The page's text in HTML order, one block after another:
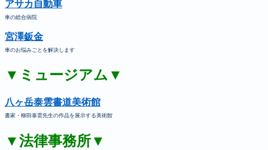
アサカ自動車
車の総合病院
宮澤鈑金
車のお悩みごとを解決します
▼ミュージアム▼
八ヶ岳泰雲書道美術館
書家・柳田泰雲先生の作品を展示する美術館
▼法律事務所▼